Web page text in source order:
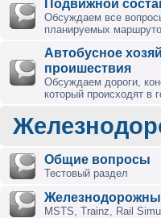
Подвижной
Обсуждаем все
планируемых
Автобусное
проишествия
Обсуждаем дороги,
который происходят в
Общие вопросы
Тестовый раздел
MSTS, Trainz, Rail